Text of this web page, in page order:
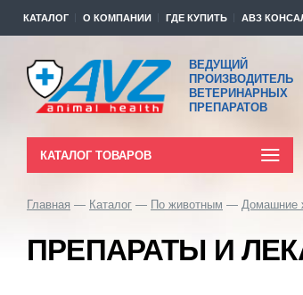
КАТАЛОГ О КОМПАНИИ ГДЕ КУПИТЬ АВЗ
ВЕДУЩИЙ
ПРОИЗВОДИТЕЛЬ
ВЕТЕРИНАРНЫХ
ПРЕПАРАТОВ
КАТАЛОГ ТОВАРОВ
Главная Каталог По животным Домашние
ПРЕПАРАТЫ И